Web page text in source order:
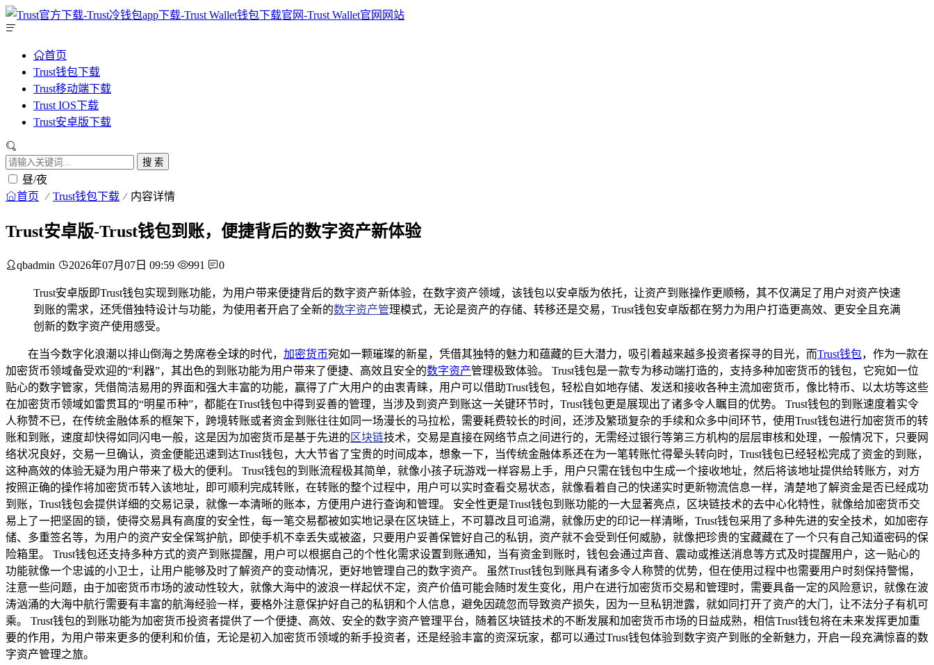
首页
Trust钱包下载
Trust移动端下载
Trust IOS下载
Trust安卓版下载
搜 索
昼/夜
首页 Trust钱包下载 内容详情
Trust安卓版-Trust钱包到账，便捷背后的数字资产新体验
qbadmin 2026年07月07日 09:59 991 0
Trust安卓版即Trust钱包实现到账功能，为用户带来便捷背后的数字资产新体验，在数字资产领域，该钱包以安卓版为依托，让资产到账操作更顺畅，其不仅满足了用户对资产快速
到账的需求，还凭借独特设计与功能，为使用者开启了全新的数字资产管理模式，无论是资产的存储、转移还是交易，Trust钱包安卓版都在努力为用户打造更高效、更安全且充满
创新的数字资产使用感受。
在当今数字化浪潮以排山倒海之势席卷全球的时代， 加密货币宛如一颗璀璨的新星，凭借其独特的魅力和蕴藏的巨大潜力，吸引着越来越多投资者探寻的目光，而Trust钱包，作为一款在
加密货币领域备受欢迎的“利器”，其出色的到账功能为用户带来了便捷、高效且安全的数字资产管理极致体验。 Trust钱包是一款专为移动端打造的，支持多种加密货币的钱包，它宛如一位
贴心的数字管家，凭借简洁易用的界面和强大丰富的功能，赢得了广大用户的由衷青睐，用户可以借助Trust钱包，轻松自如地存储、发送和接收各种主流加密货币，像比特币、以太坊等这些
在加密货币领域如雷贯耳的“明星币种”，都能在Trust钱包中得到妥善的管理，当涉及到资产到账这一关键环节时，Trust钱包更是展现出了诸多令人瞩目的优势。 Trust钱包的到账速度着实令
人称赞不已，在传统金融体系的框架下，跨境转账或者资金到账往往如同一场漫长的马拉松，需要耗费较长的时间，还涉及繁琐复杂的手续和众多中间环节，使用Trust钱包进行加密货币的转
账和到账，速度却快得如同闪电一般，这是因为加密货币是基于先进的 区块链技术，交易是直接在网络节点之间进行的，无需经过银行等第三方机构的层层审核和处理，一般情况下，只要网
络状况良好，交易一旦确认，资金便能迅速到达Trust钱包，大大节省了宝贵的时间成本，想象一下，当传统金融体系还在为一笔转账忙得晕头转向时，Trust钱包已经轻松完成了资金的到账，
这种高效的体验无疑为用户带来了极大的便利。 Trust钱包的到账流程极其简单，就像小孩子玩游戏一样容易上手，用户只需在钱包中生成一个接收地址，然后将该地址提供给转账方，对方
按照正确的操作将加密货币转入该地址，即可顺利完成转账，在转账的整个过程中，用户可以实时查看交易状态，就像看着自己的快递实时更新物流信息一样，清楚地了解资金是否已经成功
到账，Trust钱包会提供详细的交易记录，就像一本清晰的账本，方便用户进行查询和管理。 安全性更是Trust钱包到账功能的一大显著亮点，区块链技术的去中心化特性，就像给加密货币交
易上了一把坚固的锁，使得交易具有高度的安全性，每一笔交易都被如实地记录在区块链上，不可篡改且可追溯，就像历史的印记一样清晰，Trust钱包采用了多种先进的安全技术，如加密存
储、多重签名等，为用户的资产安全保驾护航，即使手机不幸丢失或被盗，只要用户妥善保管好自己的私钥，资产就不会受到任何威胁，就像把珍贵的宝藏藏在了一个只有自己知道密码的保
险箱里。 Trust钱包还支持多种方式的资产到账提醒，用户可以根据自己的个性化需求设置到账通知，当有资金到账时，钱包会通过声音、震动或推送消息等方式及时提醒用户，这一贴心的
功能就像一个忠诚的小卫士，让用户能够及时了解资产的变动情况，更好地管理自己的数字资产。 虽然Trust钱包到账具有诸多令人称赞的优势，但在使用过程中也需要用户时刻保持警惕，
注意一些问题，由于加密货币市场的波动性较大，就像大海中的波浪一样起伏不定，资产价值可能会随时发生变化，用户在进行加密货币交易和管理时，需要具备一定的风险意识，就像在波
涛汹涌的大海中航行需要有丰富的航海经验一样，要格外注意保护好自己的私钥和个人信息，避免因疏忽而导致资产损失，因为一旦私钥泄露，就如同打开了资产的大门，让不法分子有机可
乘。 Trust钱包的到账功能为加密货币投资者提供了一个便捷、高效、安全的数字资产管理平台，随着区块链技术的不断发展和加密货币市场的日益成熟，相信Trust钱包将在未来发挥更加重
要的作用，为用户带来更多的便利和价值，无论是初入加密货币领域的新手投资者，还是经验丰富的资深玩家，都可以通过Trust钱包体验到数字资产到账的全新魅力，开启一段充满惊喜的数
字资产管理之旅。